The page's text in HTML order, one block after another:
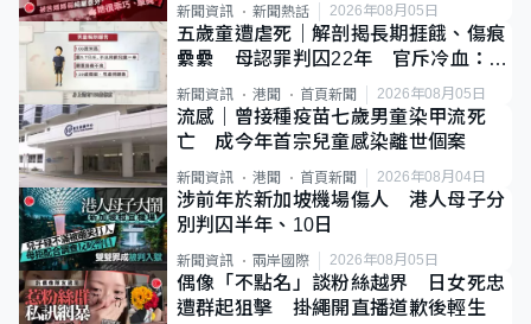
新聞資訊 新聞熱話 2026年08月05日
五歲童遭虐死｜解剖揭長期捱餓、傷痕
纍纍 母認罪判囚22年 官斥冷血：同
類案最惡劣
新聞資訊 港聞 首頁新聞 2026年08月05日
流感｜曾接種疫苗七歲男童染甲流死
亡 成今年首宗兒童感染離世個案
新聞資訊 港聞 首頁新聞 2026年08月04日
涉前年於新加坡機場傷人 港人母子分
別判囚半年、10日
新聞資訊 兩岸國際 2026年08月05日
偶像「不點名」談粉絲越界 日女死忠
遭群起狙擊 掛繩開直播道歉後輕生